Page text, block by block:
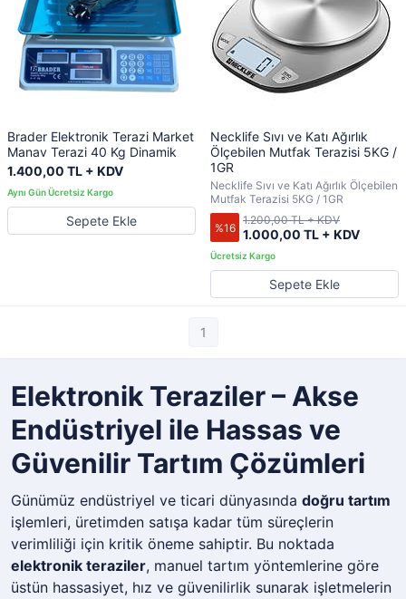
Brader Elektronik Terazi Market
Manav Terazi 40 Kg Dinamik
1.400,00 TL + KDV
Sepete Ekle
Necklife Sıvı ve Katı Ağırlık
Ölçebilen Mutfak Terazisi 5KG /
1GR
Necklife Sıvı ve Katı Ağırlık Ölçebilen
Mutfak Terazisi 5KG / 1GR
%16 1.000,00 TL + KDV
1.200,00 TL + KDV
Sepete Ekle
1
Elektronik Teraziler – Akse
Endüstriyel ile Hassas ve
Güvenilir Tartım Çözümleri
Günümüz endüstriyel ve ticari dünyasında doğru tartım
işlemleri, üretimden satışa kadar tüm süreçlerin
verimliliği için kritik öneme sahiptir. Bu noktada
elektronik teraziler, manuel tartım yöntemlerine göre
üstün hassasiyet, hız ve güvenilirlik sunarak işletmelerin